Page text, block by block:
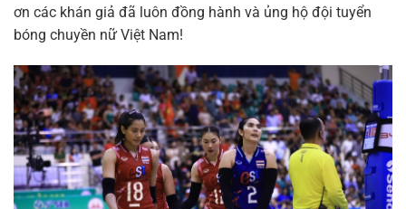
ơn các khán giả đã luôn đồng hành và ủng hộ đội tuyển
bóng chuyền nữ Việt Nam!